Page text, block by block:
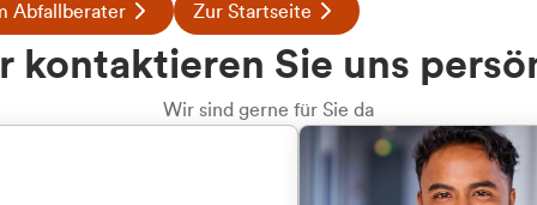
Inhalte und Anzeigen zu personalisieren, Funktionen für
auf unsere Website zu analysieren. Außerdem geben wir
an unsere Partner für soziale Medien, Werbung und
möglicherweise mit weiteren Daten zusammen,
Ihrer Nutzung der Dienste gesammelt haben.
welcher
Abfallberater Zur Startseite
kontaktieren Sie uns
Wir sind gerne für Sie da